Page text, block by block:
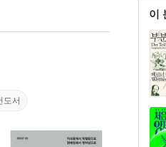
이
도서